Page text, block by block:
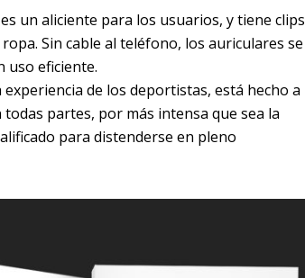
un aliciente para los usuarios, y tiene
Sin cable al teléfono, los auriculares se
uso eficiente.
de los deportistas, está hecho a
partes, por más intensa que sea la
para distenderse en pleno